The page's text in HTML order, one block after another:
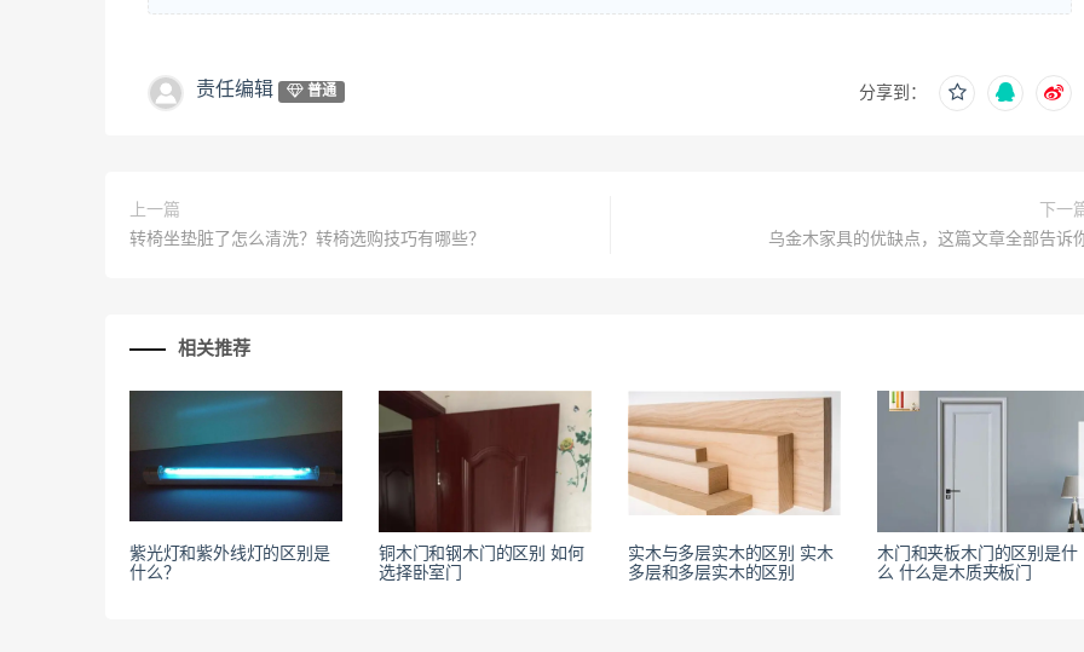
责任编辑 普通 分享到：
上一篇
转椅坐垫脏了怎么清洗？转椅选购技巧有哪些？
下一
乌金木家具的优缺点，这篇文章全部告诉
相关推荐
紫光灯和紫外线灯的区别是
什么？
铜木门和钢木门的区别 如何
选择卧室门
实木与多层实木的区别 实木
多层和多层实木的区别
木门和夹板木门的区别是什
么 什么是木质夹板门